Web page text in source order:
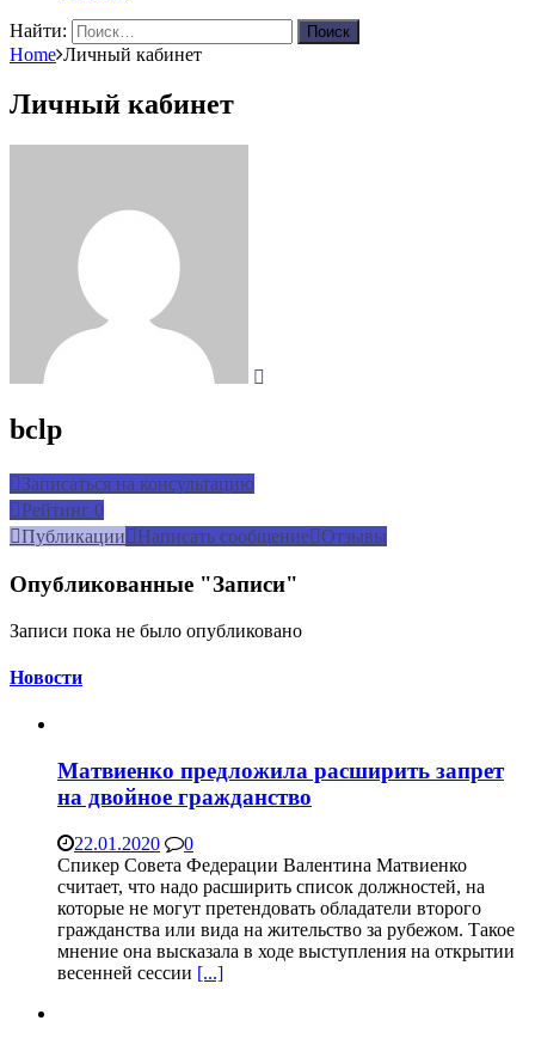
Найти:
Home Личный кабинет
Личный кабинет
bclp
Записаться на консультацию
Рейтинг 0
Публикации
Написать сообщение Отзывы
Опубликованные "Записи"
Записи пока не было опубликовано
Новости
Матвиенко предложила расширить запрет
на двойное гражданство
22.01.2020
0
Спикер Совета Федерации Валентина Матвиенко
считает, что надо расширить список должностей, на
которые не могут претендовать обладатели второго
гражданства или вида на жительство за рубежом. Такое
мнение она высказала в ходе выступления на открытии
весенней сессии [...]